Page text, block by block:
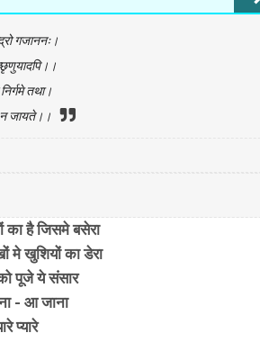
गजाननः।
तथा।
जायते।।
है जिसमे बसेरा
मे खुशियों का डेरा
पूजे ये संसार
- आ जाना
प्यारे